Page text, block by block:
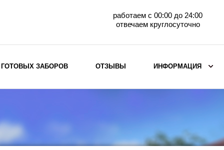
работаем с 00:00 до 24:00
отвечаем круглосуточно
горизонтального
ГОТОВЫХ ЗАБОРОВ ОТЗЫВЫ ИНФОРМАЦИЯ